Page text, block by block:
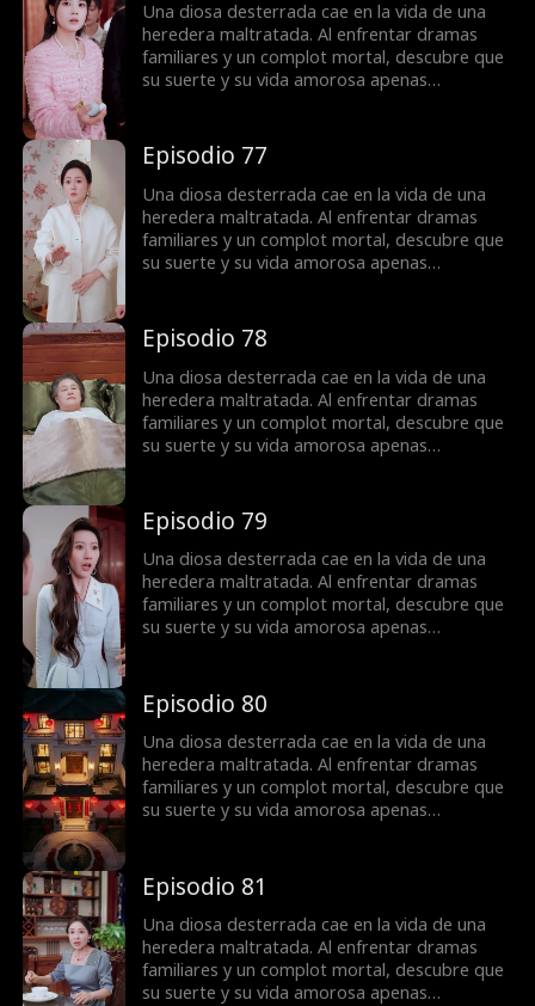
Una diosa desterrada cae en la vida de una
heredera maltratada. Al enfrentar dramas
familiares y un complot mortal, descubre que
su suerte y su vida amorosa apenas
Episodio 77
Una diosa desterrada cae en la vida de una
heredera maltratada. Al enfrentar dramas
familiares y un complot mortal, descubre que
su suerte y su vida amorosa apenas
Episodio 78
Una diosa desterrada cae en la vida de una
heredera maltratada. Al enfrentar dramas
familiares y un complot mortal, descubre que
su suerte y su vida amorosa apenas
Episodio 79
Una diosa desterrada cae en la vida de una
heredera maltratada. Al enfrentar dramas
familiares y un complot mortal, descubre que
su suerte y su vida amorosa apenas
Episodio 80
Una diosa desterrada cae en la vida de una
heredera maltratada. Al enfrentar dramas
familiares y un complot mortal, descubre que
su suerte y su vida amorosa apenas
Episodio 81
Una diosa desterrada cae en la vida de una
heredera maltratada. Al enfrentar dramas
familiares y un complot mortal, descubre que
su suerte y su vida amorosa apenas